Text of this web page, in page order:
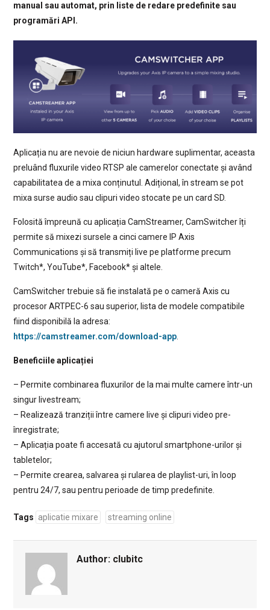
manual sau automat, prin liste de redare predefinite sau
programări API.
Aplicația nu are nevoie de niciun hardware suplimentar, aceasta
preluând fluxurile video RTSP ale camerelor conectate și având
capabilitatea de a mixa conținutul. Adițional, în stream se pot
mixa surse audio sau clipuri video stocate pe un card SD.
Folosită împreună cu aplicația CamStreamer, CamSwitcher îți
permite să mixezi sursele a cinci camere IP Axis
Communications și să transmiți live pe platforme precum
Twitch*, YouTube*, Facebook* și altele.
CamSwitcher trebuie să fie instalată pe o cameră Axis cu
procesor ARTPEC-6 sau superior, lista de modele compatibile
fiind disponibilă la adresa:
https://camstreamer.com/download-app.
Beneficiile aplicației
– Permite combinarea fluxurilor de la mai multe camere într-un
singur livestream;
– Realizează tranziții între camere live și clipuri video pre-
înregistrate;
– Aplicația poate fi accesată cu ajutorul smartphone-urilor și
tabletelor;
– Permite crearea, salvarea și rularea de playlist-uri, în loop
pentru 24/7, sau pentru perioade de timp predefinite.
Tags aplicatie mixare streaming online
Author: clubitc